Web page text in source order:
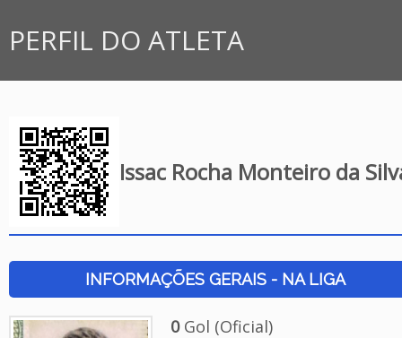
PERFIL DO ATLETA
Issac Rocha Monteiro da
INFORMAÇÕES GERAIS - NA LIGA
0Gol (Oficial)